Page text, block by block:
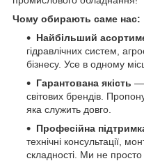
Чому обирають саме нас:
Найбільший
гідравлічних систем,
бізнесу. Усе в одному
Гарантована якість —
світових брендів.
яка служить довго.
Професійна
технічні консультації,
складності. Ми не